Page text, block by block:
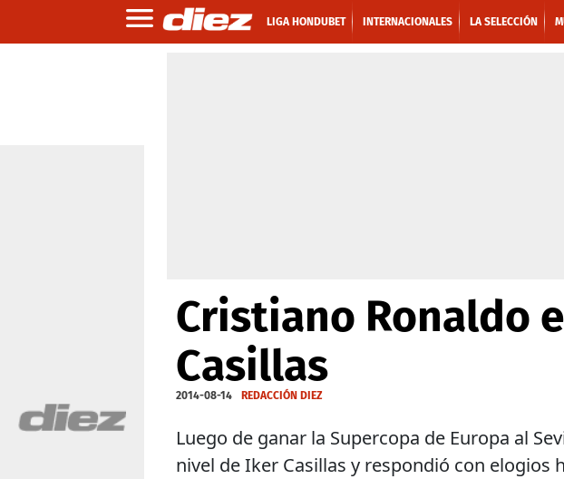
LIGA HONDUBET INTERNACIONALES LA SELECCIÓN
Cristiano Ronaldo
Casillas
2014-08-14 REDACCIÓN DIEZ
Luego de ganar la Supercopa de Europa al
nivel de Iker Casillas y respondió con elogios